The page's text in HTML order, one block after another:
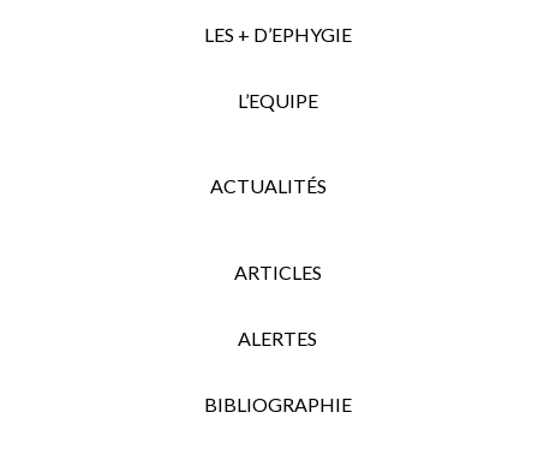
LES + D’EPHYGIE
L’EQUIPE
ACTUALITÉS
ARTICLES
ALERTES
BIBLIOGRAPHIE